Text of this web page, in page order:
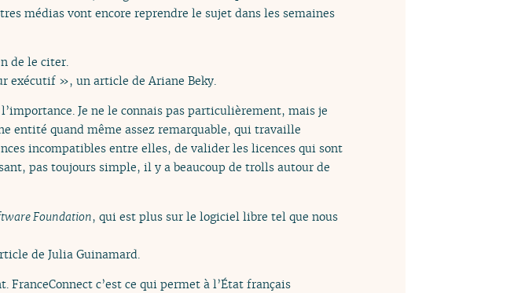
médias vont encore reprendre le sujet dans les semaines
de le citer.
exécutif », un article de Ariane Beky.
Je ne le connais pas particulièrement, mais je
entité quand même assez remarquable, qui travaille
incompatibles entre elles, de valider les licences qui sont
pas toujours simple, il y a beaucoup de trolls autour de
Foundation, qui est plus sur le logiciel libre tel que nous
de Julia Guinamard.
FranceConnect c’est ce qui permet à l’État français